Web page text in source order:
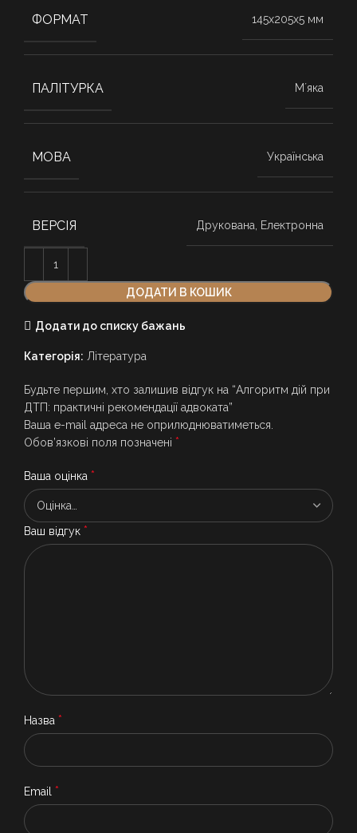
ФОРМАТ 145x205x5 мм
ПАЛІТУРКА Мʼяка
МОВА Українська
ВЕРСІЯ Друкована, Електронна
ДОДАТИ В КОШИК
Додати до списку бажань
Категорія: Література
Будьте першим, хто залишив відгук на “Алгоритм дій при
ДТП: практичні рекомендації адвоката”
Ваша e-mail адреса не оприлюднюватиметься.
Обов’язкові поля позначені *
Ваша оцінка *
Ваш відгук *
Назва *
Email *